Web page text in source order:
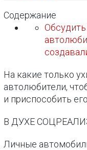
Содержание
На какие только
автолюбители,
и приспособить
В ДУХЕ
Личные